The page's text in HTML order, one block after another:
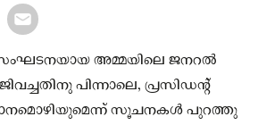
അമ്മയിലെ ജനറല്‍
പിന്നാലെ, പ്രസിഡന്റ്‌
സൂചനകൾ പുറത്തു